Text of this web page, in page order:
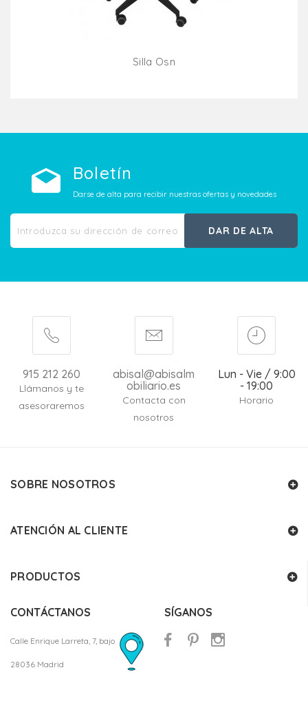
Silla Osn
Boletín
Darse de alta para recibir nuestras ofertas y novedades
DAR DE ALTA
915 212 260
Llámanos y te
asesoraremos
abisal@abisalm
obiliario.es
Contacta con
nosotros
Lun - Vie / 9:00
- 19:00
Horario
SOBRE NOSOTROS
ATENCIÓN AL CLIENTE
PRODUCTOS
CONTÁCTANOS
Calle Enrique Larreta, 7, bajo
28036 Madrid
SÍGANOS